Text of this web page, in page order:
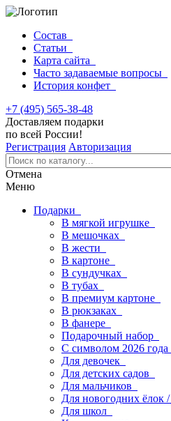
Состав
Статьи
Карта сайта
Часто задаваемые вопросы
История конфет
+7 (495) 565-38-48
Доставляем подарки
по всей России!
Регистрация Авторизация
Отмена
Меню
Подарки
В мягкой игрушке
В мешочках
В жести
В картоне
В сундучках
В тубах
В премиум картоне
В рюкзаках
В фанере
Подарочный набор
С символом 2026 года
Для девочек
Для детских садов
Для мальчиков
Для новогодних ёлок
Для школ